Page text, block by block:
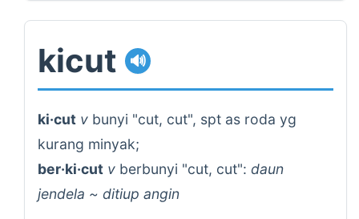
kicut 🔊
ki·cut v bunyi "cut, cut", spt as roda yg
kurang minyak;
ber·ki·cut v berbunyi "cut, cut": daun
jendela ~ ditiup angin